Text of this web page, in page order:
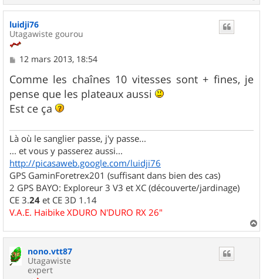
a
luidji76
Utagawiste gourou
M
s
s
a
g
e
12 mars 2013, 18:54
Comme les chaînes 10 vitesses sont + fines, je
pense que les plateaux aussi
Est ce ça
Là où le sanglier passe, j'y passe...
... et vous y passerez aussi...
http://picasaweb.google.com/luidji76
GPS GaminForetrex201 (suffisant dans bien des cas)
2 GPS BAYO: Exploreur 3 V3 et XC (découverte/jardinage)
CE 3.24 et CE 3D 1.14
V.A.E. Haibike XDURO N'DURO RX 26"
a
nono.vtt87
Utagawiste
expert